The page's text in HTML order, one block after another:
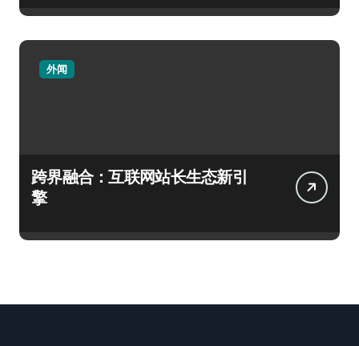
外闻
跨界融合：互联网站长生态新引
擎